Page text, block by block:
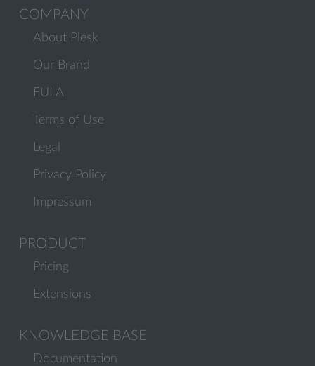
COMPANY
About Plesk
Our Brand
EULA
Terms of Use
Legal
Privacy Policy
Impressum
PRODUCT
Pricing
Extensions
KNOWLEDGE BASE
Documentation